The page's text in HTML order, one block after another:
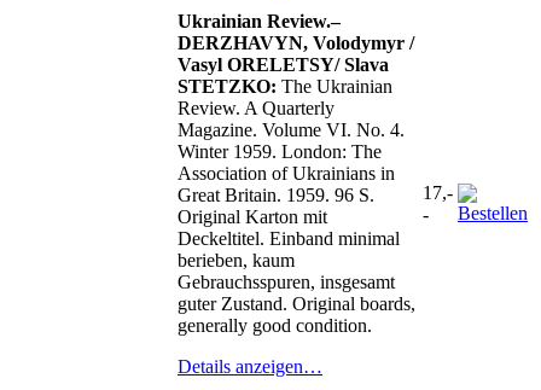
Ukrainian Review.–
DERZHAVYN, Volodymyr /
Vasyl ORELETSY/ Slava
STETZKO: The Ukrainian
Review. A Quarterly
Magazine. Volume VI. No. 4.
Winter 1959. London: The
Association of Ukrainians in
Great Britain. 1959. 96 S.
Original Karton mit
Deckeltitel. Einband minimal
berieben, kaum
Gebrauchsspuren, insgesamt
guter Zustand. Original boards,
generally good condition.
Details anzeigen…
17,-
-